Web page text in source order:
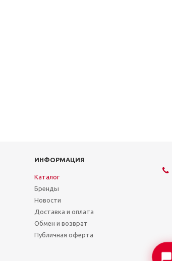
ИНФОРМАЦИЯ
Каталог
Бренды
Новости
Доставка и оплата
Обмен и возврат
Публичная оферта